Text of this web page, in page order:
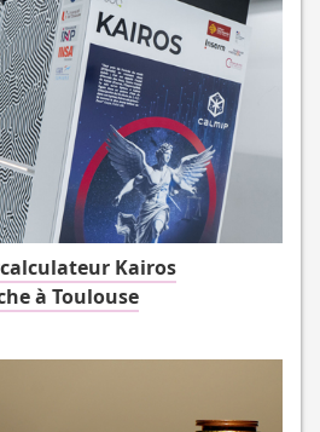
Kairos
à Toulouse